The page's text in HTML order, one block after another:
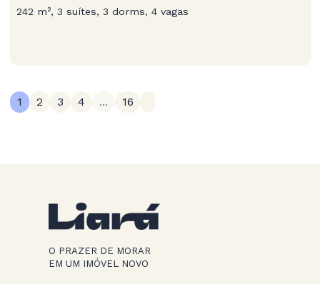
242 m², 3 suítes, 3 dorms, 4 vagas
1 2 3 4 ... 16
O PRAZER DE MORAR
EM UM IMÓVEL NOVO